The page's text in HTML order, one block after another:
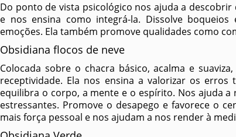
Do ponto de vista psicológico nos ajuda a
e nos ensina como integrá-la. Dissolve
emoções. Ela também promove qualidades como
Obsidiana flocos de neve
Colocada sobre o chacra básico, acalma e
receptividade. Ela nos ensina a valorizar os
equilibra o corpo, a mente e o espírito. Nos ajuda
estressantes. Promove o desapego e favorece o
mais força pessoal e nos ajudam a nos render à